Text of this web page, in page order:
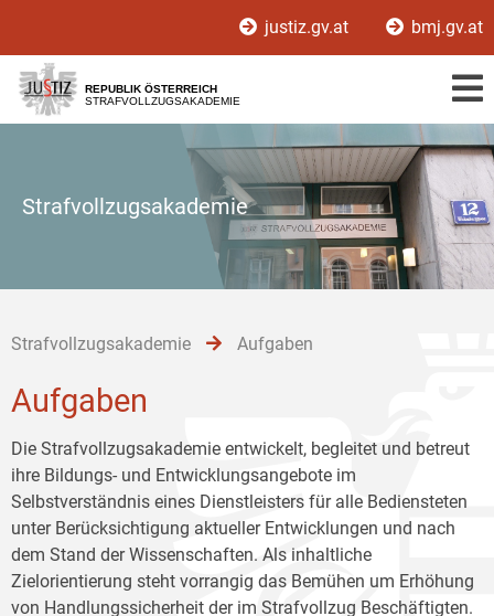
[1]
[2]
[3]
justiz.gv.at bmj.gv.at
REPUBLIK ÖSTERREICH
STRAFVOLLZUGSAKADEMIE
Strafvollzugsakademie
Strafvollzugsakademie Aufgaben
Aufgaben
Die Strafvollzugsakademie entwickelt, begleitet und betreut
ihre Bildungs- und Entwicklungsangebote im
Selbstverständnis eines Dienstleisters für alle Bediensteten
unter Berücksichtigung aktueller Entwicklungen und nach
dem Stand der Wissenschaften. Als inhaltliche
Zielorientierung steht vorrangig das Bemühen um Erhöhung
von Handlungssicherheit der im Strafvollzug Beschäftigten.